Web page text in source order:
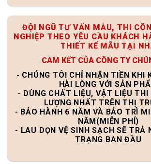
ĐỘI NGŨ TƯ VẤN MẪU, THI
NGHIỆP THEO YÊU CẦU KHÁCH
THIẾT KẾ MẪU TẠI
CAM KẾT CỦA CÔNG TY
- CHÚNG TÔI CHỈ NHẬN TIỀN KHI
HÀI LÒNG VỚI SẢN
- DÙNG CHẤT LIỆU, VẬT LIỆU THI
LƯỢNG NHẤT TRÊN THỊ
- BẢO HÀNH 6 NĂM VÀ BẢO TRÌ
NĂM(MIỄN PHÍ)
- LAU DỌN VỆ SINH SẠCH SẼ TRẢ
TRẠNG BAN ĐẦU